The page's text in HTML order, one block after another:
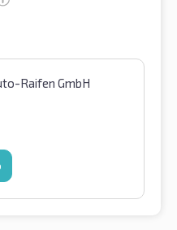
Raifen GmbH